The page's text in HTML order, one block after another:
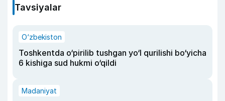
Tavsiyalar
O‘zbekiston
Toshkentda o‘pirilib tushgan yo‘l qurilishi bo‘yicha
6 kishiga sud hukmi o‘qildi
Madaniyat